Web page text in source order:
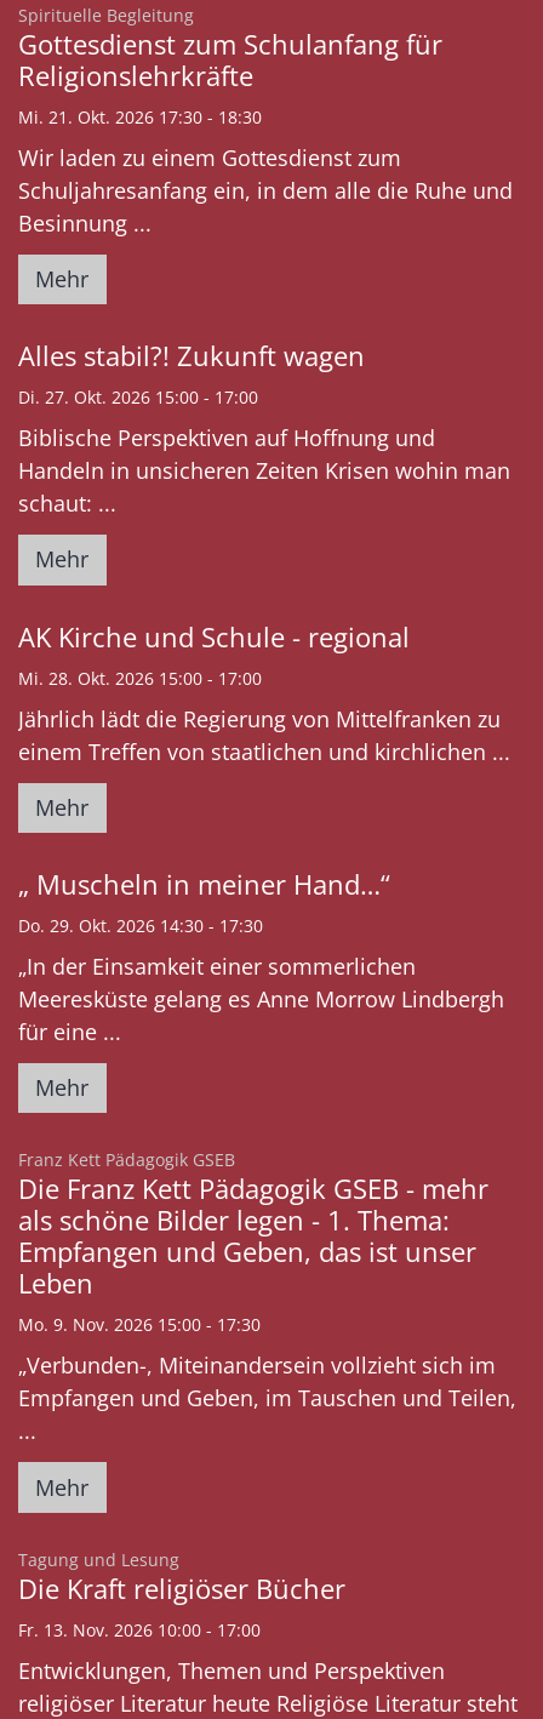
Spirituelle Begleitung:
Gottesdienst zum Schulanfang für
Religionslehrkräfte
Mi. 21. Okt. 2026 17:30 - 18:30
Wir laden zu einem Gottesdienst zum
Schuljahresanfang ein, in dem alle die Ruhe und
Besinnung ...
Mehr
Alles stabil?! Zukunft wagen
Di. 27. Okt. 2026 15:00 - 17:00
Biblische Perspektiven auf Hoffnung und
Handeln in unsicheren Zeiten Krisen wohin man
schaut: ...
Mehr
AK Kirche und Schule - regional
Mi. 28. Okt. 2026 15:00 - 17:00
Jährlich lädt die Regierung von Mittelfranken zu
einem Treffen von staatlichen und kirchlichen ...
Mehr
„ Muscheln in meiner Hand…“
Do. 29. Okt. 2026 14:30 - 17:30
„In der Einsamkeit einer sommerlichen
Meeresküste gelang es Anne Morrow Lindbergh
für eine ...
Mehr
Franz Kett Pädagogik GSEB:
Die Franz Kett Pädagogik GSEB - mehr
als schöne Bilder legen - 1. Thema:
Empfangen und Geben, das ist unser
Leben
Mo. 9. Nov. 2026 15:00 - 17:30
„Verbunden-, Miteinandersein vollzieht sich im
Empfangen und Geben, im Tauschen und Teilen,
...
Mehr
Tagung und Lesung:
Die Kraft religiöser Bücher
Fr. 13. Nov. 2026 10:00 - 17:00
Entwicklungen, Themen und Perspektiven
religiöser Literatur heute Religiöse Literatur steht